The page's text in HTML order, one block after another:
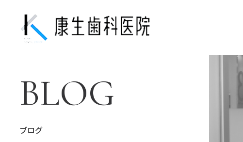
BLOG
ブログ